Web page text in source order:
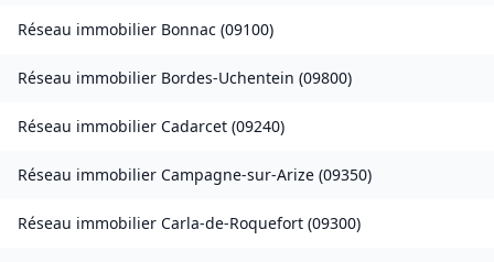
Réseau immobilier Bonnac (09100)
Réseau immobilier Bordes-Uchentein (09800)
Réseau immobilier Cadarcet (09240)
Réseau immobilier Campagne-sur-Arize (09350)
Réseau immobilier Carla-de-Roquefort (09300)